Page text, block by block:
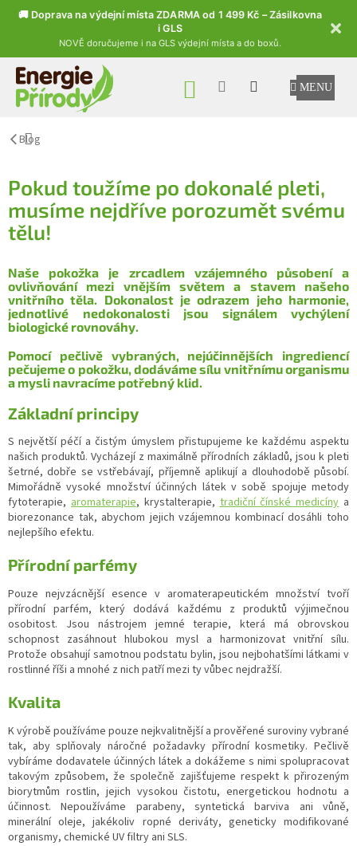
🚚 Doprava na výdejní místa ZDARMA od 1 499 Kč – Zásilkovna
i GLS
NOVĚ doručujeme i na GLS výdejní místa a do boxů.
Přejít na obsah
NÁKUPNÍ KOŠÍK
Blog
Pokud toužíme po dokonalé pleti,
musíme nejdříve porozumět svému
tělu!
Naše pokožka je zrcadlem vzájemného působení a
ovlivňování mezi vnějším světem a stavem našeho
vnitřního těla. Dokonalost je odrazem jeho harmonie,
jednotlivé nedokonalosti jsou signálem vychýlení
biologické rovnováhy.
Pomocí pečlivě vybraných, nejúčinnějších ingrediencí
pečujeme o pokožku, dodáváme sílu vnitřnímu organismu
a mysli navracíme potřebný klid.
Základní principy
S největší péčí a čistým úmyslem přistupujeme ke každému aspektu
našich produktů. Vycházejí z maximálně přírodních základů, jsou k pleti
šetrné, dobře se vstřebávají, příjemně aplikují a dlouhodobě působí.
Mimořádně vysoké množství účinných látek v sobě spojuje metody
fytoterapie,aromaterapie, krystalterapie,tradiční čínské medicínya
biorezonance tak, abychom jejich vzájemnou kombinací dosáhli toho
nejlepšího efektu.
Přírodní parfémy
Pouze nejvzácnější esence v aromaterapeutickém množství tvoří
přírodní parfém, který dodává každému z produktů výjimečnou
osobitost. Jsou nástrojem jemné terapie, která má obrovskou
schopnost zasáhnout hlubokou mysl a harmonizovat vnitřní sílu.
Protože obsahují samotnou podstatu bylin, jsou nejbohatšími látkami v
rostlinné říši a mnohé z nich patří mezi ty vůbec nejdražší.
Kvalita
K výrobě používáme pouze nejkvalitnější a prověřené suroviny vybrané
tak, aby splňovaly náročné požadavky přírodní kosmetiky. Pečlivě
vybíráme dodavatele účinných látek a dokážeme s nimi spolupracovat
takovým způsobem, že společně zajišťujeme respekt k přirozeným
biorytmům rostlin, jejich vysokou čistotu, energetickou hodnotu a
účinnost. Nepoužíváme parabeny, syntetická barviva ani vůně,
minerální oleje, jakékoliv ropné deriváty, geneticky modifikované
organismy, chemické UV filtry ani SLS.